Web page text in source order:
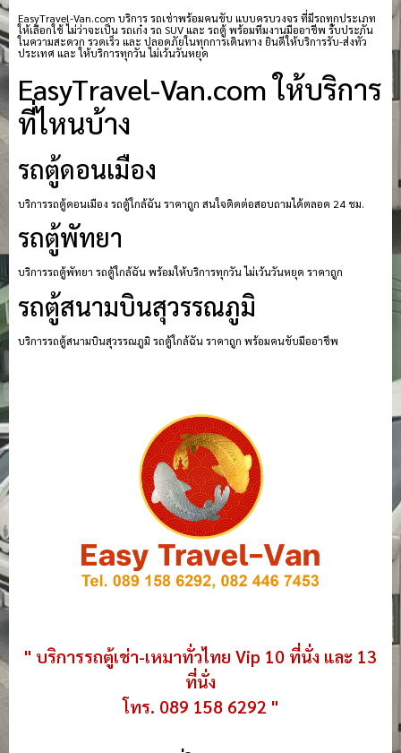
EasyTravel-Van.com บริการ รถเช่าพร้อมคนขับ แบบครบวงจร ที่มีรถทุกประเภท
ให้เลือกใช้ ไม่ว่าจะเป็น รถเก๋ง รถ SUV และ รถตู้ พร้อมทีมงานมืออาชีพ รับประกัน
ในความสะดวก รวดเร็ว และ ปลอดภัยในทุกการเดินทาง ยินดีให้บริการรับ-ส่งทั่ว
ประเทศ และ ให้บริการทุกวัน ไม่เว้นวันหยุด
EasyTravel-Van.com ให้บริการ
ที่ไหนบ้าง
รถตู้ดอนเมือง
บริการรถตู้ดอนเมือง รถตู้ใกล้ฉัน ราคาถูก สนใจติดต่อสอบถามได้ตลอด 24 ชม.
รถตู้พัทยา
บริการรถตู้พัทยา รถตู้ใกล้ฉัน พร้อมให้บริการทุกวัน ไม่เว้นวันหยุด ราคาถูก
รถตู้สนามบินสุวรรณภูมิ
บริการรถตู้สนามบินสุวรรณภูมิ รถตู้ใกล้ฉัน ราคาถูก พร้อมคนขับมืออาชีพ
" บริการรถตู้เช่า-เหมาทั่วไทย Vip 10 ที่นั่ง และ 13
ที่นั่ง
โทร. 089 158 6292 "